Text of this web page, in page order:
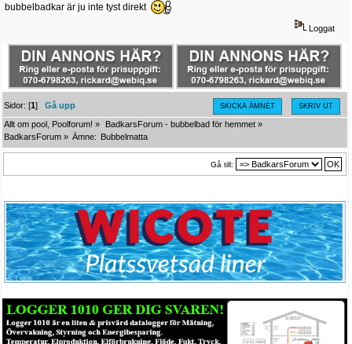
bubbelbadkar är ju inte tyst direkt
Loggat
SKICKA ÄMNET SKRIV UT
Sidor: [1]Gå upp
Allt om pool, Poolforum! » BadkarsForum - bubbelbad för hemmet »
BadkarsForum » Ämne: Bubbelmatta
Gå till: